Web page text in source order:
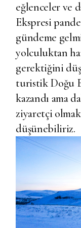
eğlenceler ve
Ekspresi
gündeme
yolculuktan
gerektiğini
turistik Doğu
kazandı ama
ziyaretçi
düşünebiliriz.